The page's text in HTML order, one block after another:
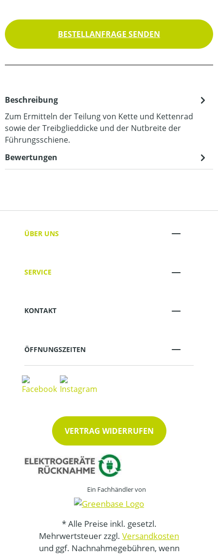
BESTELLANFRAGE SENDEN
Beschreibung
Zum Ermitteln der Teilung von Kette und Kettenrad
sowie der Treibglieddicke und der Nutbreite der
Führungsschiene.
Bewertungen
ÜBER UNS
SERVICE
KONTAKT
ÖFFNUNGSZEITEN
VERTRAG WIDERRUFEN
Ein Fachhändler von
* Alle Preise inkl. gesetzl.
Mehrwertsteuer zzgl. Versandkosten
und ggf. Nachnahmegebühren, wenn